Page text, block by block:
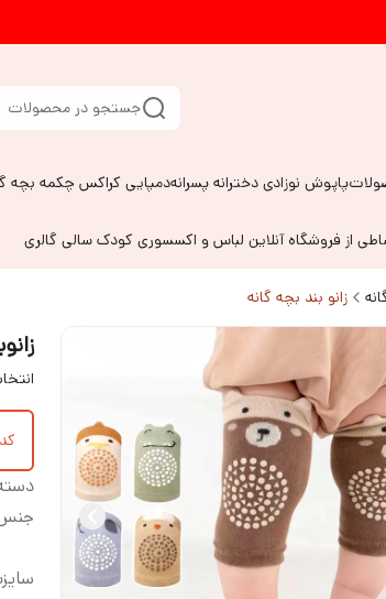
جستجو در محصولات
پاپوش نوزادی دخترانه پسرانهدمپایی کراکس چکمه بچه
از فروشگاه آنلاین لباس و اکسسوری کودک سالی گالری
زانو بند بچه گانه
کد۱